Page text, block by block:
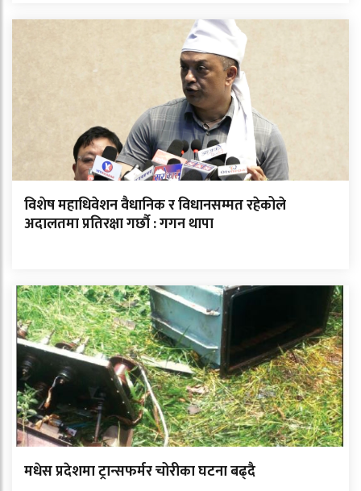
विशेष महाधिवेशन वैधानिक र विधानसम्मत रहेकोले
अदालतमा प्रतिरक्षा गर्छौ : गगन थापा
मधेस प्रदेशमा ट्रान्सफर्मर चोरीका घटना बढ्दै